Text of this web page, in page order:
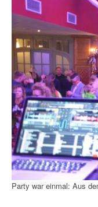
Party war einmal: Aus